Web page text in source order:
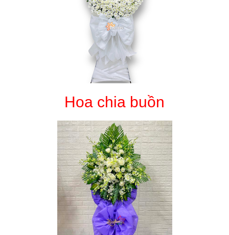
Hoa chia buồn